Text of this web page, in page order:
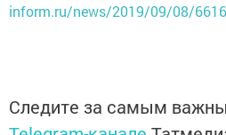
inform.ru/news/2019/09/08/
Следите за самым